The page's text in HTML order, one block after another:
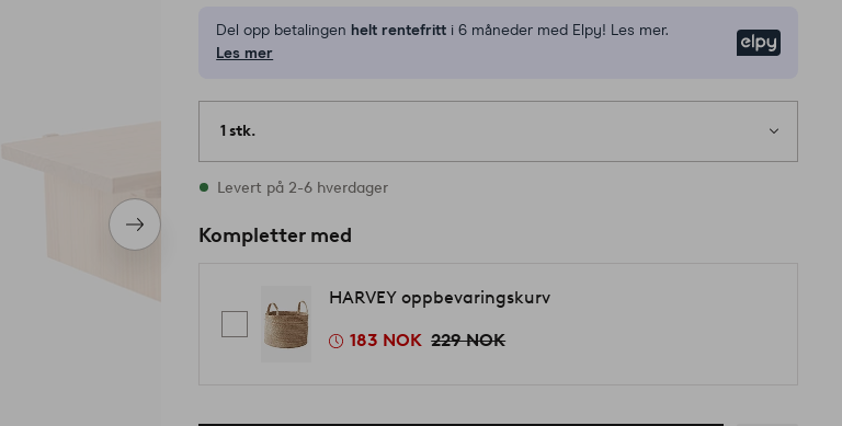
Neste
produkt
Del opp betalingen helt rentefritt i 6 måneder med Elpy! Les mer.
Les mer
1 stk.
På lager
Levert på 2-6 hverdager
Kompletter med
HARVEY oppbevaringskurv
183 NOK 229 NOK